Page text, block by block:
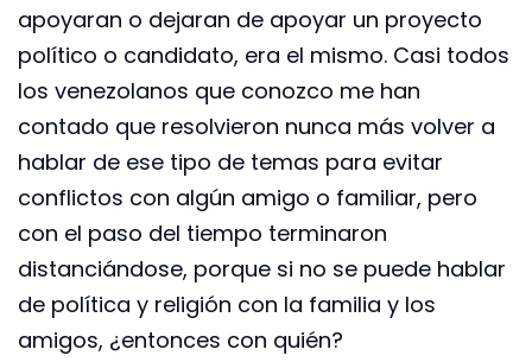
apoyaran o dejaran de apoyar un proyecto
político o candidato, era el mismo. Casi todos
los venezolanos que conozco me han
contado que resolvieron nunca más volver a
hablar de ese tipo de temas para evitar
conflictos con algún amigo o familiar, pero
con el paso del tiempo terminaron
distanciándose, porque si no se puede hablar
de política y religión con la familia y los
amigos, ¿entonces con quién?